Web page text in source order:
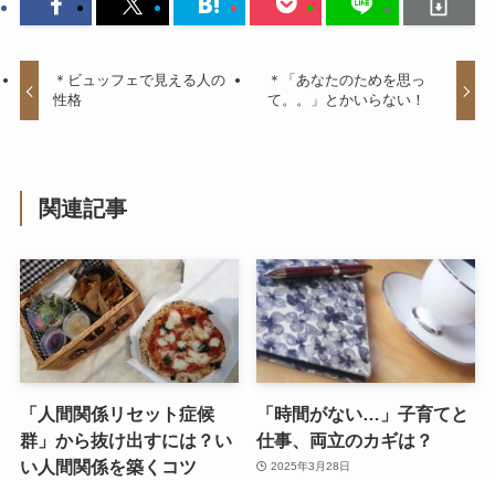
＊ビュッフェで見える人の
性格
＊「あなたのためを思っ
て。。」とかいらない！
関連記事
「人間関係リセット症候
群」から抜け出すには？い
い人間関係を築くコツ
「時間がない…」子育てと
仕事、両立のカギは？
2025年3月28日